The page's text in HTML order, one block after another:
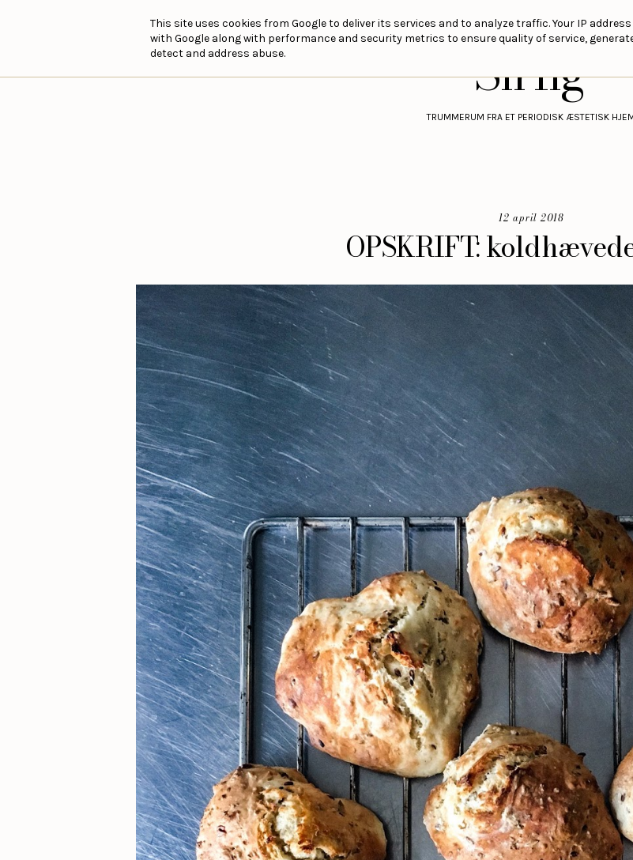
Sirlig
TRUMMERUM FRA ET PERIODISK ÆSTETISK
12 april 2018
OPSKRIFT:
This site uses cookies from Google to deliver its services and to analyze traffic. Your IP
with Google along with performance and security metrics to ensure quality of service,
detect and address abuse.